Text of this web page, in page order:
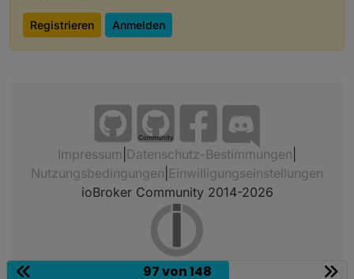
Registrieren Anmelden
Community
Impressum Datenschutz-Bestimmungen
Nutzungsbedingungen Einwilligungseinstellungen
ioBroker Community 2014-2026
97 von 148